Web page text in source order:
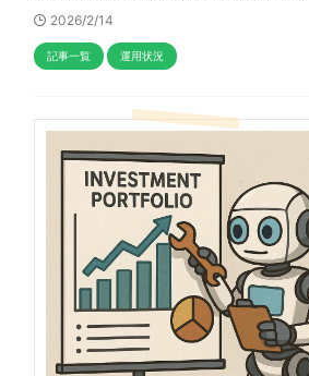
2026/2/14
記事一覧 運用状況